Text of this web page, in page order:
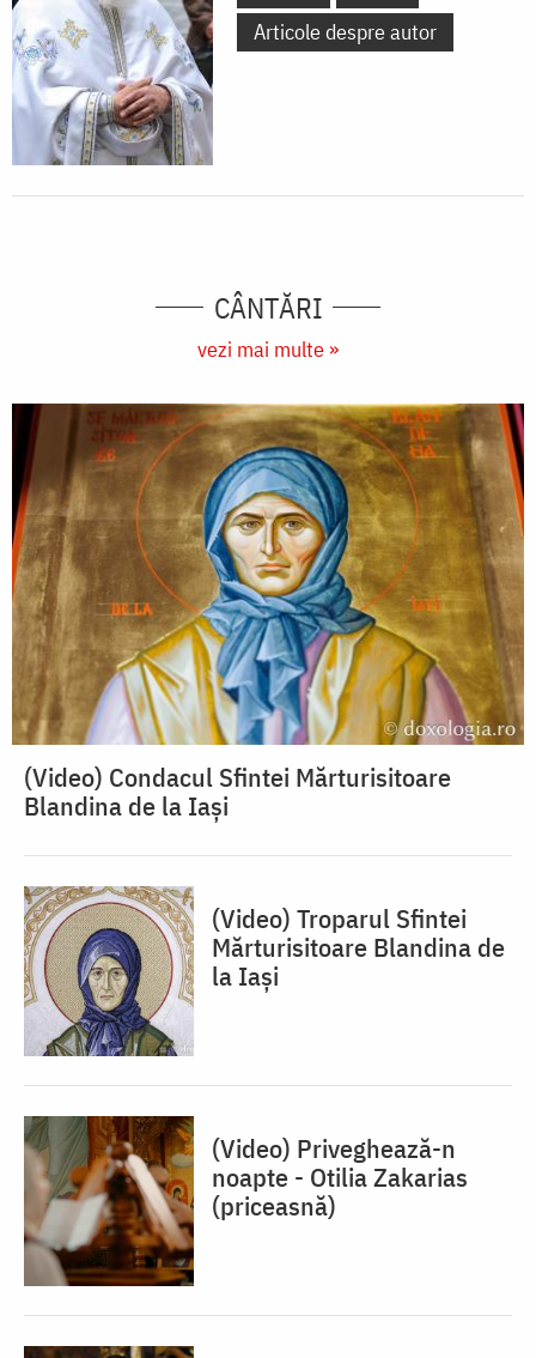
Articole despre autor
CÂNTĂRI
vezi mai multe »
(Video) Condacul Sfintei Mărturisitoare
Blandina de la Iași
(Video) Troparul Sfintei
Mărturisitoare Blandina de
la Iași
(Video) Priveghează-n
noapte - Otilia Zakarias
(priceasnă)